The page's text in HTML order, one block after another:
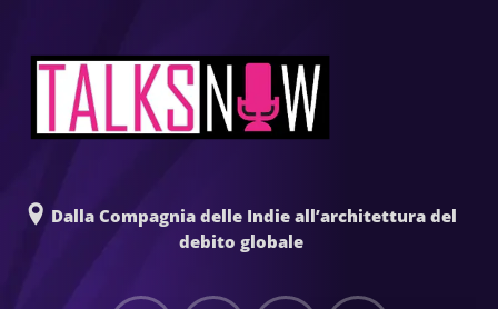
Dalla Compagnia delle Indie all’architettura del
debito globale